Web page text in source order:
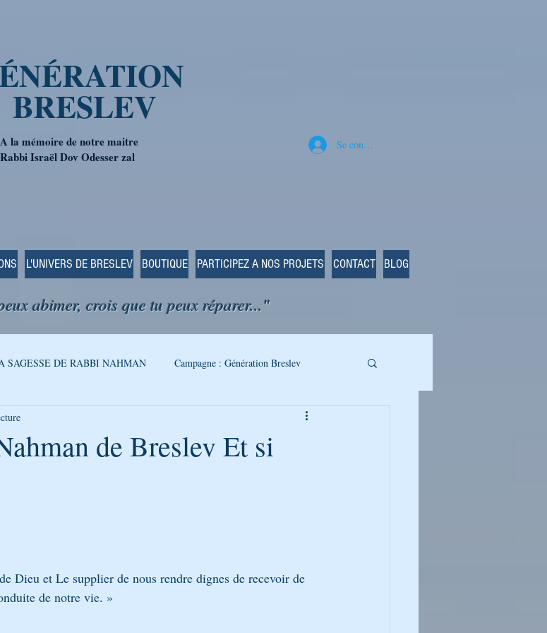
BRESLEV
A la mémoire de notre maitre
Rabbi Israël Dov Odesser zal
Se connecter
L'UNIVERS DE BRESLEV BOUTIQUE PARTICIPEZ A NOS PROJETS CONTACT BLOG
abimer, crois que tu peux réparer..."
SAGESSE DE RABBI NAHMAN Campagne : Génération Breslev
A OUMAN
GÉNÉRATION BRESLEV NOUVELLES D'OUMAN
de Breslev Et si
Dieu et Le supplier de nous rendre dignes de recevoir de
de notre vie. »